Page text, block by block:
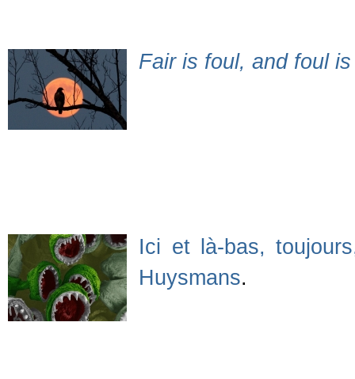
Fair is foul, and foul
Ici et là-bas,
Huysmans.